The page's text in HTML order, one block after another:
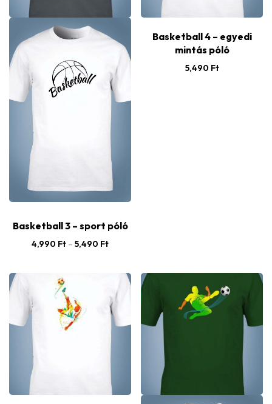
Basketball 3 – sport póló
4,990 Ft – 5,490 Ft
Basketball 4 – egyedi
mintás póló
5,490 Ft